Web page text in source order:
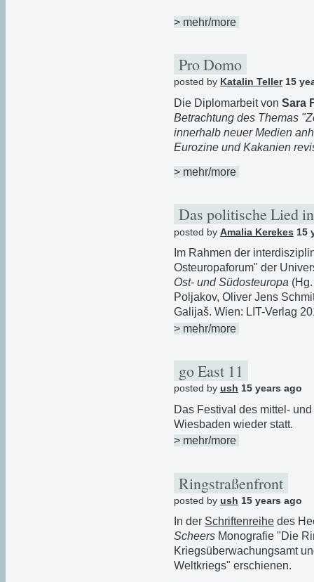
> mehr/more
Pro Domo
posted by Katalin Teller15
Die Diplomarbeit von Sara
Betrachtung des Themas
innerhalb neuer Medien
Eurozine und Kakanien
> mehr/more
Das politische Lied
posted by Amalia Kerekes 15
Im Rahmen der
Osteuropaforum" der
Ost- und Südosteuropa
Poljakov, Oliver Jens
Galijaš. Wien: LIT-Verlag
> mehr/more
go East 11
posted by ush 15 years ago
Das Festival des mittel-
Wiesbaden wieder statt.
> mehr/more
Ringstraßenfront
posted by ush 15 years ago
In der Schriftenreihe des
Scheers Monografie "Die
Kriegsüberwachungsamt
Weltkriegs" erschienen.